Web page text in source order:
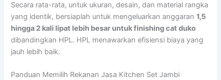
Secara rata-rata, untuk ukuran, desain, dan material rangka
yang identik, bersiaplah untuk mengeluarkan anggaran1,5
hingga 2 kali lipat lebih besar untuk finishing cat duko
dibandingkan HPL. HPL menawarkan efisiensi biaya yang
jauh lebih baik.
Panduan Memilih Rekanan Jasa Kitchen Set Jambi